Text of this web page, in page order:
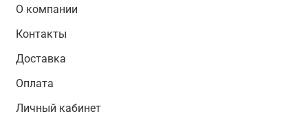
О компании
Контакты
Доставка
Оплата
Личный кабинет